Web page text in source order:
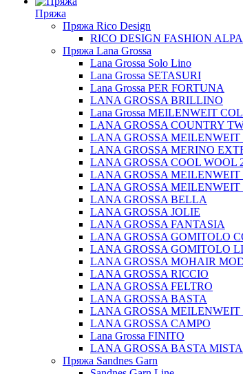
Пряжа
Пряжа Rico Design
RICO DESIGN FASHION
Пряжа Lana Grossa
Lana Grossa Solo Lino
Lana Grossa SETASURI
Lana Grossa PER FORTUNA
LANA GROSSA BRILLINO
Lana Grossa MEILENWEIT
LANA GROSSA COUNTRY
LANA GROSSA
LANA GROSSA MERINO
LANA GROSSA COOL WOOL
LANA GROSSA
LANA GROSSA MEILENWEIT
LANA GROSSA BELLA
LANA GROSSA JOLIE
LANA GROSSA FANTASIA
LANA GROSSA GOMITOLO
LANA GROSSA GOMITOLO
LANA GROSSA MOHAIR
LANA GROSSA RICCIO
LANA GROSSA FELTRO
LANA GROSSA BASTA
LANA GROSSA
LANA GROSSA CAMPO
Lana Grossa FINITO
LANA GROSSA BASTA MISTA
Пряжа Sandnes Garn